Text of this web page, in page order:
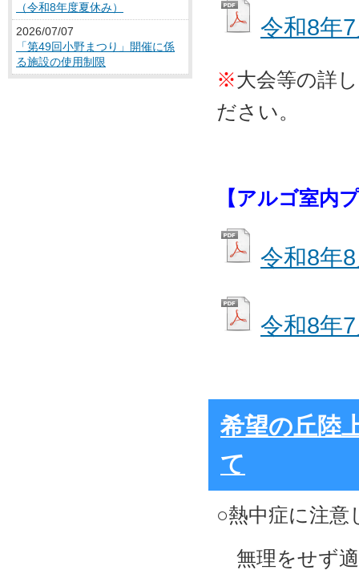
（令和8年度夏休み）
2026/07/07
「第49回小野まつり」開催に係
る施設の使用制限
令和8年
※大会等の詳
ださい。
【アルゴ室内
令和8年
令和8年
希望の丘陸
て
○熱中症に注意
無理をせず